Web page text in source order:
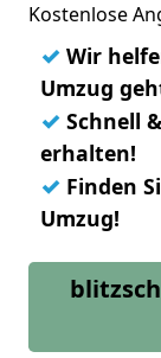
Kostenlose
✓ Wir
Umzug
✓ Schnell
erhalten!
✓ Finden
Umzug!